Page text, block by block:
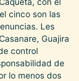
cinco son las
Les
Guajira
control
de
lo menos dos